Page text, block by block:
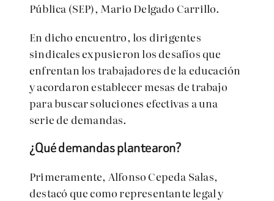
Pública (SEP), Mario Delgado Carrillo.
En dicho encuentro, los dirigentes
sindicales expusieron los desafíos que
enfrentan los trabajadores de la educación
y acordaron establecer mesas de trabajo
para buscar soluciones efectivas a una
serie de demandas.
¿Qué demandas plantearon?
Primeramente, Alfonso Cepeda Salas,
destacó que como representante legal y